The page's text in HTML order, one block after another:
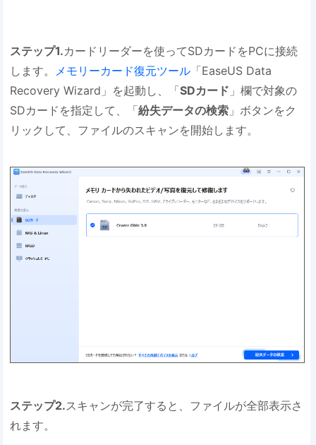
ステップ1.カードリーダーを使ってSDカードをPCに接続
します。
メモリーカード復元ツール 「EaseUS Data
Recovery Wizard」を起動し、「SDカード 」欄で対象の
SDカードを指定して、「紛失データの検索 」ボタンをク
リックして、ファイルのスキャンを開始します。
ステップ2.スキャンが完了すると、ファイルが全部表示さ
れます。